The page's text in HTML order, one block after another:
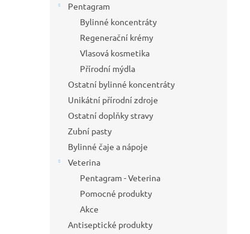
Pentagram
Bylinné koncentráty
Regenerační krémy
Vlasová kosmetika
Přírodní mýdla
Ostatní bylinné koncentráty
Unikátní přírodní zdroje
Ostatní doplňky stravy
Zubní pasty
Bylinné čaje a nápoje
Veterina
Pentagram - Veterina
Pomocné produkty
Akce
Antiseptické produkty